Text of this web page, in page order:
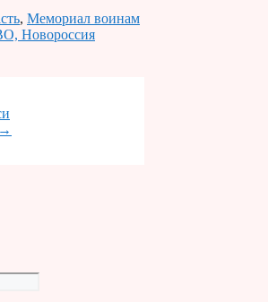
, Мемориал воинам
Новороссия
→